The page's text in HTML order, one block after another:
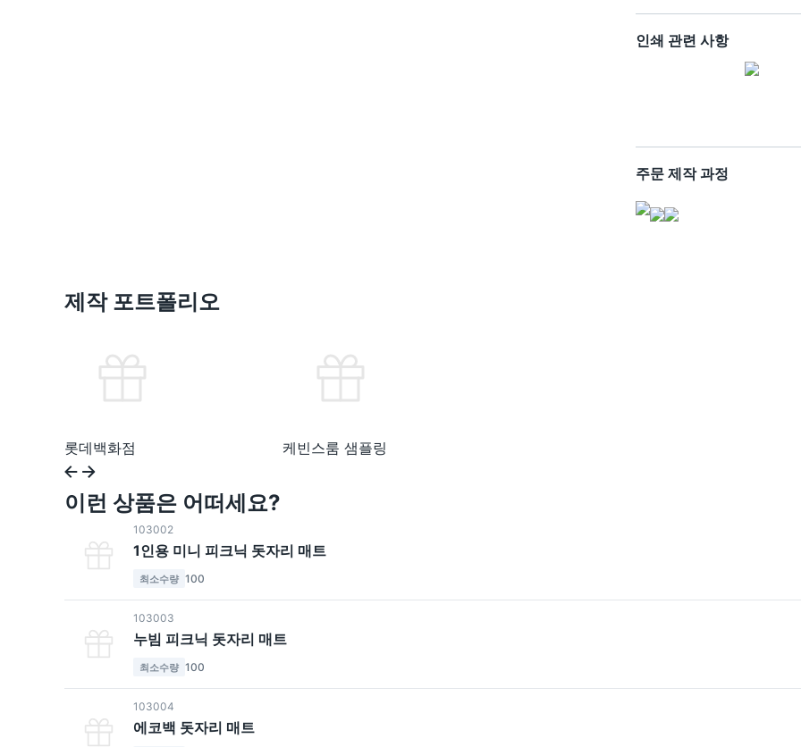
인쇄 관련 사항
주문 제작 과정
제작 포트폴리오
롯데백화점 케빈스룸 샘플링
이런 상품은 어떠세요?
103002
1인용 미니 피크닉 돗자리 매트
최소수량 100
103003
누빔 피크닉 돗자리 매트
최소수량 100
103004
에코백 돗자리 매트